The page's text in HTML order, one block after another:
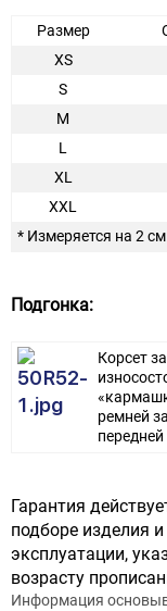
Размер
XS
S
M
L
XL
XXL
* Измеряется на 2
Подгонка:
Корсет
ремней
Гарантия
подборе изделия
эксплуатации,
возрасту
Информация